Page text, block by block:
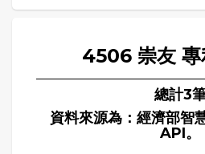
4506 崇友 專
總計3
資料來源為：經濟部智
API。